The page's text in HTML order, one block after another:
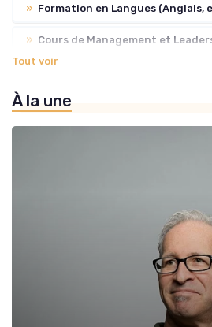
» Formation en Langues (Anglais,
» Cours de Management et
» Compétences Numériques et
Tout voir
À la une